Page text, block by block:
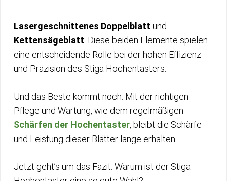
Lasergeschnittenes Doppelblatt und
Kettensägeblatt: Diese beiden Elemente spielen
eine entscheidende Rolle bei der hohen Effizienz
und Präzision des Stiga Hochentasters.
Und das Beste kommt noch: Mit der richtigen
Pflege und Wartung, wie dem regelmäßigen
Schärfen der Hochentaster, bleibt die Schärfe
und Leistung dieser Blätter lange erhalten.
Jetzt geht’s um das Fazit. Warum ist der Stiga